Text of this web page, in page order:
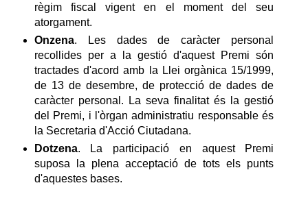
règim fiscal vigent en el moment del seu
atorgament.
Onzena. Les dades de caràcter personal
recollides per a la gestió d'aquest Premi són
tractades d'acord amb la Llei orgànica 15/1999,
de 13 de desembre, de protecció de dades de
caràcter personal. La seva finalitat és la gestió
del Premi, i l'òrgan administratiu responsable és
la Secretaria d'Acció Ciutadana.
Dotzena. La participació en aquest Premi
suposa la plena acceptació de tots els punts
d'aquestes bases.